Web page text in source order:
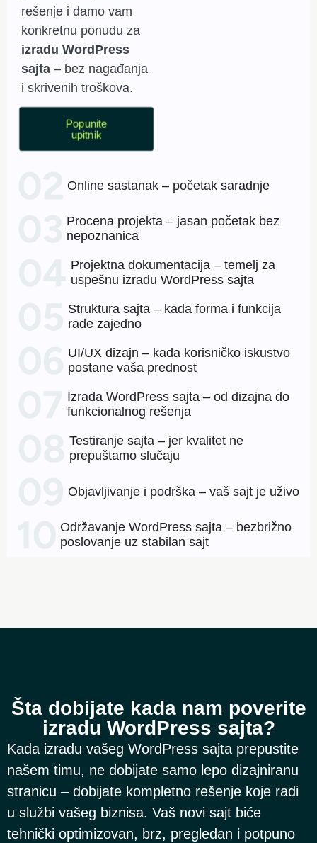
rešenje i damo vam
konkretnu ponudu za
izradu WordPress
sajta – bez nagađanja
i skrivenih troškova.
Popunite
upitnik
Online sastanak – početak saradnje
Procena projekta – jasan početak bez
nepoznanica
Projektna dokumentacija – temelj za
uspešnu izradu WordPress sajta
Struktura sajta – kada forma i funkcija
rade zajedno
UI/UX dizajn – kada korisničko iskustvo
postane vaša prednost
Izrada WordPress sajta – od dizajna do
funkcionalnog rešenja
Testiranje sajta – jer kvalitet ne
prepuštamo slučaju
Objavljivanje i podrška – vaš sajt je uživo
Održavanje WordPress sajta – bezbrižno
poslovanje uz stabilan sajt
Šta dobijate kada nam poverite
izradu WordPress sajta?
Kada izradu vašeg WordPress sajta prepustite
našem timu, ne dobijate samo lepo dizajniranu
stranicu – dobijate kompletno rešenje koje radi
u službi vašeg biznisa. Vaš novi sajt biće
tehnički optimizovan, brz, pregledan i potpuno